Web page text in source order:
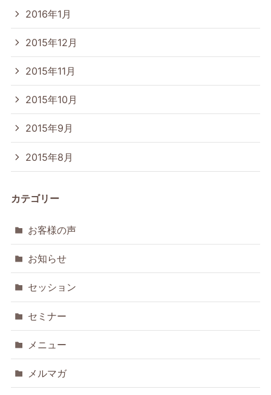
2016年1月
2015年12月
2015年11月
2015年10月
2015年9月
2015年8月
カテゴリー
お客様の声
お知らせ
セッション
セミナー
メニュー
メルマガ